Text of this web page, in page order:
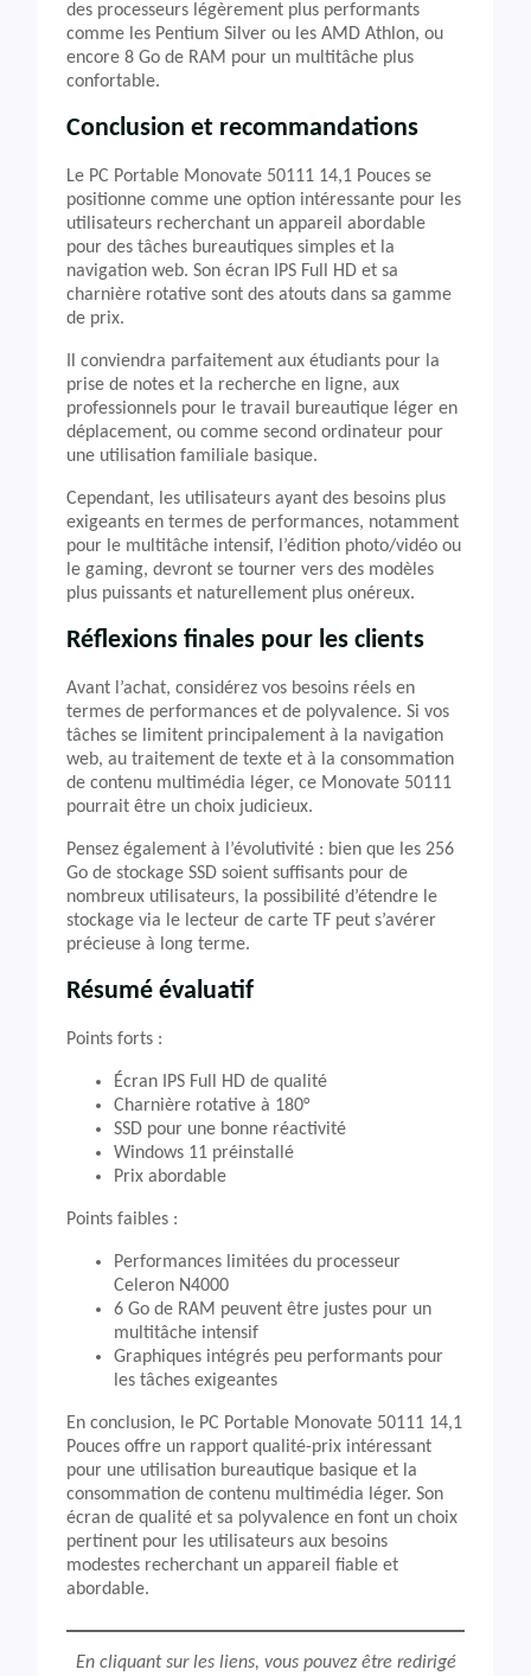
des processeurs légèrement plus performants
comme les Pentium Silver ou les AMD Athlon, ou
encore 8 Go de RAM pour un multitâche plus
confortable.
Conclusion et recommandations
Le PC Portable Monovate 50111 14,1 Pouces se
positionne comme une option intéressante pour les
utilisateurs recherchant un appareil abordable
pour des tâches bureautiques simples et la
navigation web. Son écran IPS Full HD et sa
charnière rotative sont des atouts dans sa gamme
de prix.
Il conviendra parfaitement aux étudiants pour la
prise de notes et la recherche en ligne, aux
professionnels pour le travail bureautique léger en
déplacement, ou comme second ordinateur pour
une utilisation familiale basique.
Cependant, les utilisateurs ayant des besoins plus
exigeants en termes de performances, notamment
pour le multitâche intensif, l’édition photo/vidéo ou
le gaming, devront se tourner vers des modèles
plus puissants et naturellement plus onéreux.
Réflexions finales pour les clients
Avant l’achat, considérez vos besoins réels en
termes de performances et de polyvalence. Si vos
tâches se limitent principalement à la navigation
web, au traitement de texte et à la consommation
de contenu multimédia léger, ce Monovate 50111
pourrait être un choix judicieux.
Pensez également à l’évolutivité : bien que les 256
Go de stockage SSD soient suffisants pour de
nombreux utilisateurs, la possibilité d’étendre le
stockage via le lecteur de carte TF peut s’avérer
précieuse à long terme.
Résumé évaluatif
Points forts :
Écran IPS Full HD de qualité
Charnière rotative à 180°
SSD pour une bonne réactivité
Windows 11 préinstallé
Prix abordable
Points faibles :
Performances limitées du processeur
Celeron N4000
6 Go de RAM peuvent être justes pour un
multitâche intensif
Graphiques intégrés peu performants pour
les tâches exigeantes
En conclusion, le PC Portable Monovate 50111 14,1
Pouces offre un rapport qualité-prix intéressant
pour une utilisation bureautique basique et la
consommation de contenu multimédia léger. Son
écran de qualité et sa polyvalence en font un choix
pertinent pour les utilisateurs aux besoins
modestes recherchant un appareil fiable et
abordable.
En cliquant sur les liens, vous pouvez être redirigé